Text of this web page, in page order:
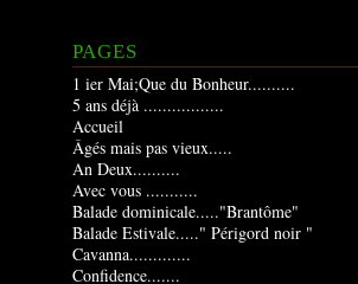
PAGES
1 ier Mai;Que du Bonheur..........
5 ans déjà .................
Accueil
Âgés mais pas vieux.....
An Deux..........
Avec vous ...........
Balade dominicale....."Brantôme"
Balade Estivale....." Périgord noir "
Cavanna.............
Confidence.......